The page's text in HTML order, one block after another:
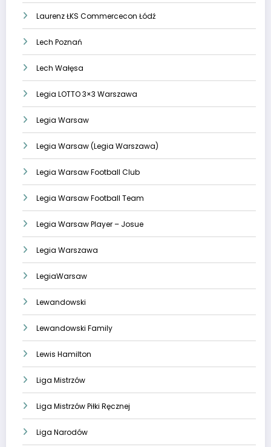
Laurenz ŁKS Commercecon Łódź
Lech Poznań
Lech Wałęsa
Legia LOTTO 3×3 Warszawa
Legia Warsaw
Legia Warsaw (Legia Warszawa)
Legia Warsaw Football Club
Legia Warsaw Football Team
Legia Warsaw Player – Josue
Legia Warszawa
LegiaWarsaw
Lewandowski
Lewandowski Family
Lewis Hamilton
Liga Mistrzów
Liga Mistrzów Piłki Ręcznej
Liga Narodów